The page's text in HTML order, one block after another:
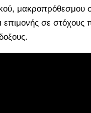
μακροπρόθεσμου
επιμονής σε στόχους